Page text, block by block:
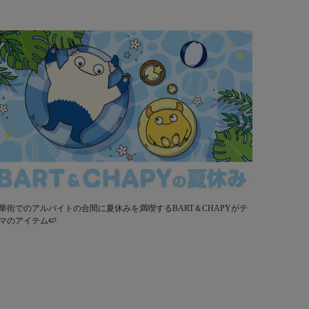
街でのアルバイトの合間に夏休みを満喫するBART＆CHAPYがテ
のアイテム🍉